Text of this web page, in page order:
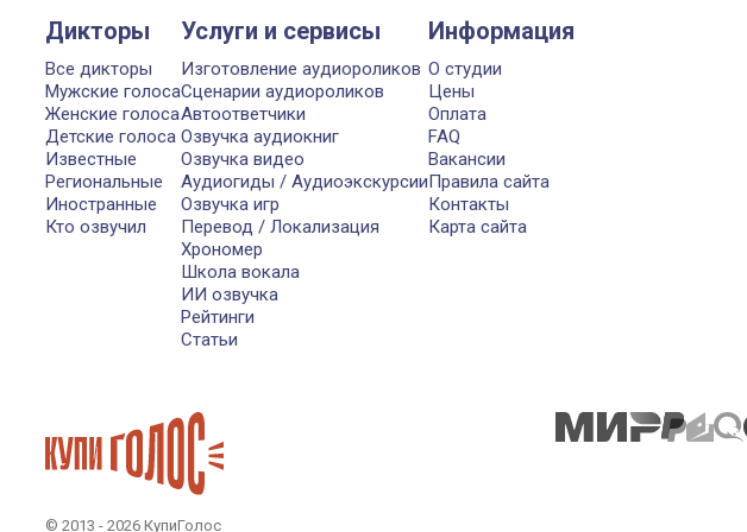
Дикторы
Все дикторы
Мужские голоса
Женские голоса
Детские голоса
Известные
Региональные
Иностранные
Кто озвучил
Услуги и сервисы
Изготовление аудиороликов
Сценарии аудиороликов
Автоответчики
Озвучка аудиокниг
Озвучка видео
Аудиогиды / Аудиоэкскурсии
Озвучка игр
Перевод / Локализация
Хрономер
Школа вокала
ИИ озвучка
Рейтинги
Статьи
Информация
О студии
Цены
Оплата
FAQ
Вакансии
Правила сайта
Контакты
Карта сайта
© 2013 - 2026 КупиГолос